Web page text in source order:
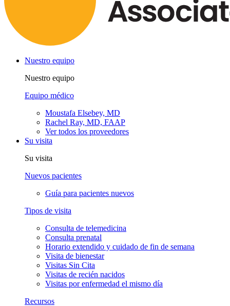
Nuestro equipo
Nuestro equipo
Equipo médico
Moustafa Elsebey, MD
Rachel Ray, MD, FAAP
Ver todos los proveedores
Su visita
Su visita
Nuevos pacientes
Guía para pacientes nuevos
Tipos de visita
Consulta de telemedicina
Consulta prenatal
Horario extendido y cuidado de fin de semana
Visita de bienestar
Visitas Sin Cita
Visitas de recién nacidos
Visitas por enfermedad el mismo día
Recursos